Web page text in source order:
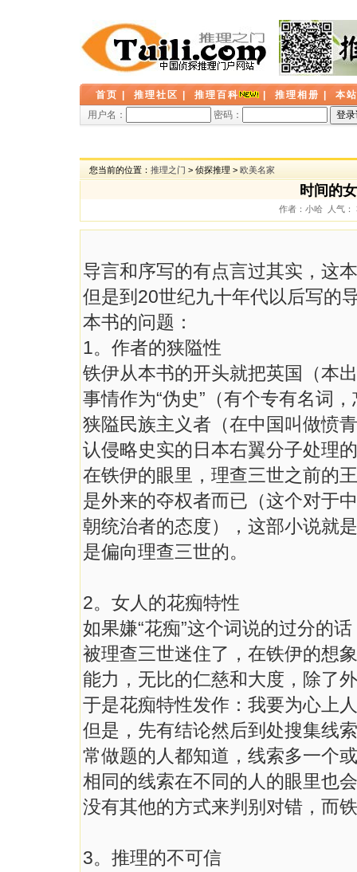
首页 推理社区 推理百科 推理相册
本
用户名：
密码：
您当前的位置： 推理之门 > 侦探推理 > 欧美名家
时间的
作者：小哈 人气：
导言和序写的有点言过其实，这
但是到20世纪九十年代以后写的
本书的问题：
1。作者的狭隘性
铁伊从本书的开头就把英国（本
事情作为“伪史”（有个专有名词
狭隘民族主义者（在中国叫做愤
认侵略史实的日本右翼分子处理
在铁伊的眼里，理查三世之前的
是外来的夺权者而已（这个对于
朝统治者的态度），这部小说就
是偏向理查三世的。
2。女人的花痴特性
如果嫌“花痴”这个词说的过分的
被理查三世迷住了，在铁伊的想
能力，无比的仁慈和大度，除了
于是花痴特性发作：我要为心上
但是，先有结论然后到处搜集线
常做题的人都知道，线索多一个
相同的线索在不同的人的眼里也
没有其他的方式来判别对错，而
3。推理的不可信